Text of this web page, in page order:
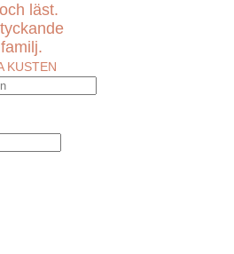
läst.
KUSTEN